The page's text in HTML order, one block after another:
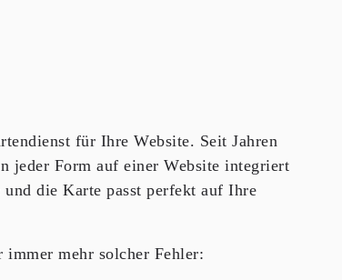
für Ihre Website. Seit Jahren
jeder Form auf einer Website integriert
die Karte passt perfekt auf Ihre
mehr solcher Fehler: